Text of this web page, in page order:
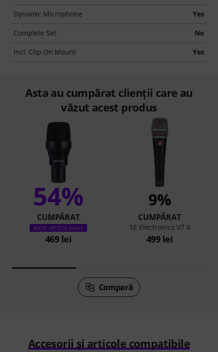
Dynamic Microphone Yes
Complete Set No
Incl. Clip On Mount Yes
Asta au cumpărat clienții care au
văzut acest produs
54%
CUMPĂRAT
ACEST ARTICOL EXACT
469 lei
9%
CUMPĂRAT
SE Electronics V7 X
499 lei
Compară
Accesorii și articole compatibile